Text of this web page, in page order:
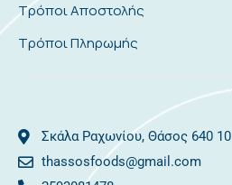
Τρόποι Αποστολής
Τρόποι Πληρωμής
Σκάλα Ραχωνίου, Θάσος 640 10
thassosfoods@gmail.com